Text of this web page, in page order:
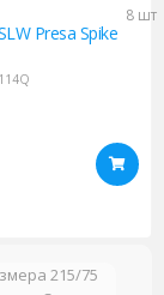
8 шт
Presa Spike
215/75